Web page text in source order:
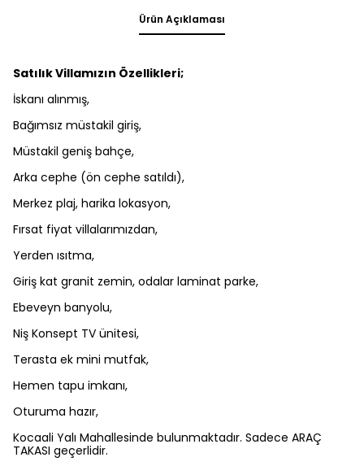
Ürün Açıklaması
Satılık Villamızın Özellikleri;
İskanı alınmış,
Bağımsız müstakil giriş,
Müstakil geniş bahçe,
Arka cephe (ön cephe satıldı),
Merkez plaj, harika lokasyon,
Fırsat fiyat villalarımızdan,
Yerden ısıtma,
Giriş kat granit zemin, odalar laminat parke,
Ebeveyn banyolu,
Niş Konsept TV ünitesi,
Terasta ek mini mutfak,
Hemen tapu imkanı,
Oturuma hazır,
Kocaali Yalı Mahallesinde bulunmaktadır. Sadece ARAÇ
TAKASI geçerlidir.